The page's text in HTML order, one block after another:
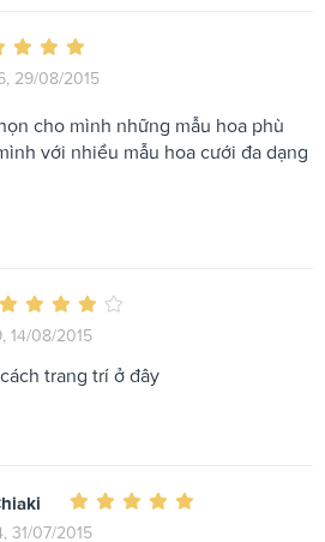
29/08/2015
cho mình những mẫu hoa phù
với nhiều mẫu hoa cưới đa dạng
14/08/2015
trang trí ở đây
31/07/2015